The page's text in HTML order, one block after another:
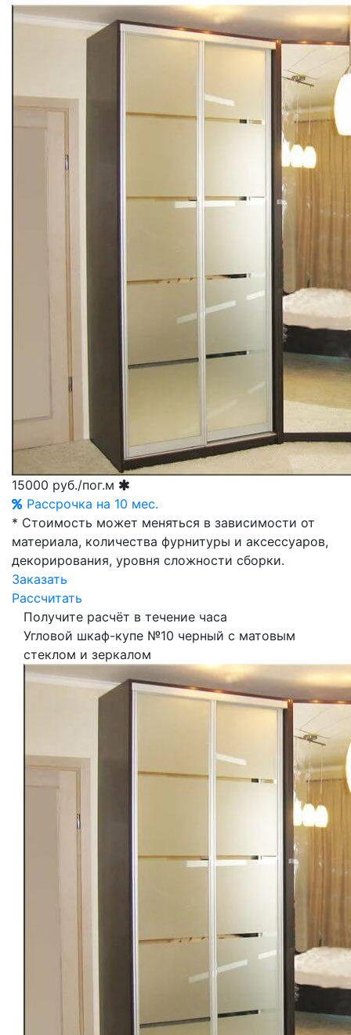
15000 руб./пог.м
Рассрочка на 10 мес.
* Стоимость может меняться в зависимости от
материала, количества фурнитуры и аксессуаров,
декорирования, уровня сложности сборки.
Заказать
Рассчитать
Получите расчёт в течение часа
Угловой шкаф-купе №10 черный с матовым
стеклом и зеркалом